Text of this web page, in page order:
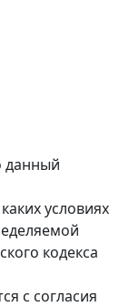
данный
условиях
кодекса
с согласия